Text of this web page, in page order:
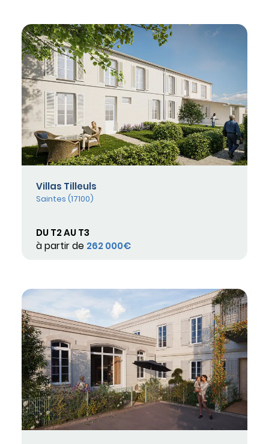
Villas Tilleuls
Saintes (17100)
DU T2 AU T3
à partir de 262 000€